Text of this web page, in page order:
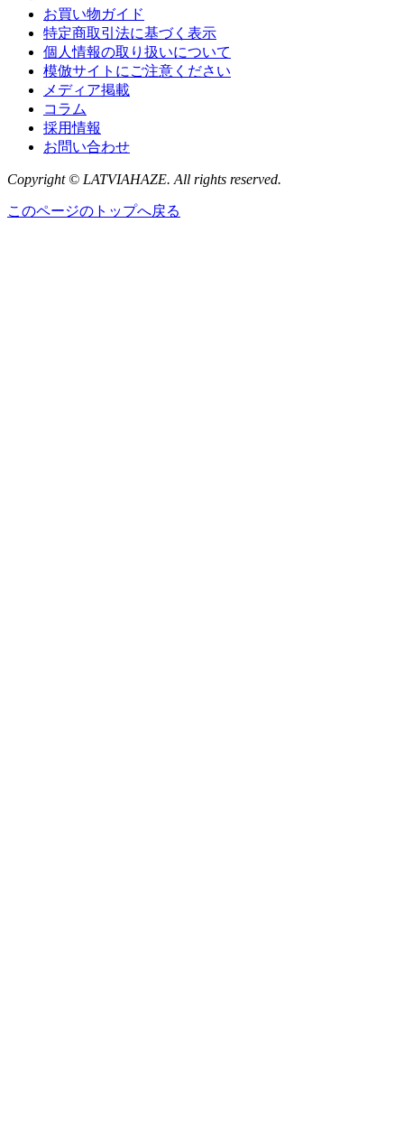
お買い物ガイド
特定商取引法に基づく表示
個人情報の取り扱いについて
模倣サイトにご注意ください
メディア掲載
コラム
採用情報
お問い合わせ
Copyright © LATVIAHAZE. All rights reserved.
このページのトップへ戻る